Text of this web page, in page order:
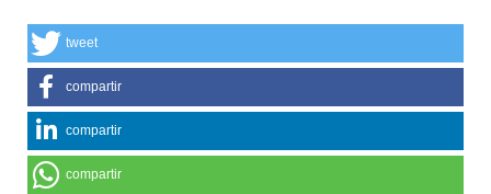
tweet
compartir
compartir
compartir